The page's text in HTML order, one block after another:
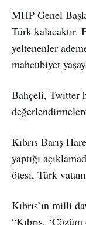
MHP Genel
Türk kalacaktır.
yeltenenler
mahcubiyet
Bahçeli, Twitter
Kıbrıs Barış
yaptığı
ötesi, Türk
Kıbrıs’ın milli
“Kıbrıs,